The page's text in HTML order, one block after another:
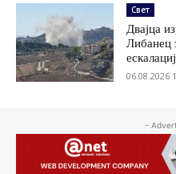
Свет
Двајца
Либанец
06.08.2026
-